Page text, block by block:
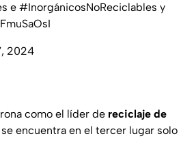
e #InorgánicosNoReciclables y
2024
como el líder de reciclaje de
encuentra en el tercer lugar solo